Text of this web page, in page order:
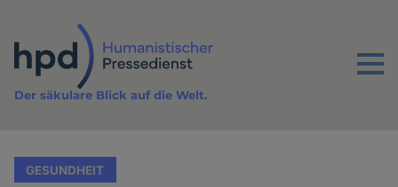
Inhalt
Menu
Der säkulare Blick auf die Welt.
GESUNDHEIT